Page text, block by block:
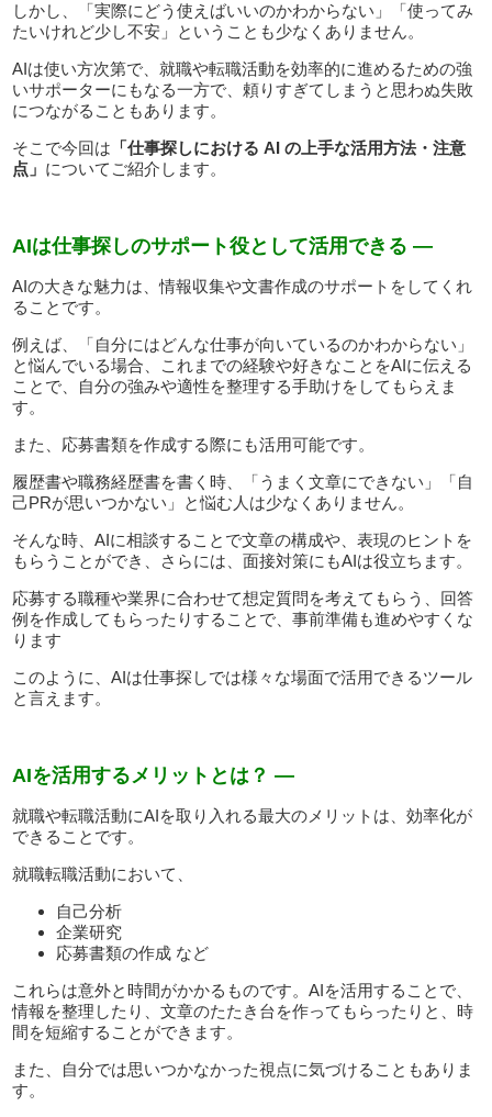
しかし、「実際にどう使えばいいのかわからない」「使ってみ
たいけれど少し不安」ということも少なくありません。
AIは使い方次第で、就職や転職活動を効率的に進めるための強
いサポーターにもなる一方で、頼りすぎてしまうと思わぬ失敗
につながることもあります。
そこで今回は 「仕事探しにおける AI の上手な活用方法・注意
点」 についてご紹介します。
AIは仕事探しのサポート役として活用できる —
AIの大きな魅力は、情報収集や文書作成のサポートをしてくれ
ることです。
例えば、「自分にはどんな仕事が向いているのかわからない」
と悩んでいる場合、これまでの経験や好きなことをAIに伝える
ことで、自分の強みや適性を整理する手助けをしてもらえま
す。
また、応募書類を作成する際にも活用可能です。
履歴書や職務経歴書を書く時、「うまく文章にできない」「自
己PRが思いつかない」と悩む人は少なくありません。
そんな時、AIに相談することで文章の構成や、表現のヒントを
もらうことができ、さらには、面接対策にもAIは役立ちます。
応募する職種や業界に合わせて想定質問を考えてもらう、回答
例を作成してもらったりすることで、事前準備も進めやすくな
ります
このように、AIは仕事探しでは様々な場面で活用できるツール
と言えます。
AIを活用するメリットとは？ —
就職や転職活動にAIを取り入れる最大のメリットは、効率化が
できることです。
就職転職活動において、
自己分析
企業研究
応募書類の作成 など
これらは意外と時間がかかるものです。AIを活用することで、
情報を整理したり、文章のたたき台を作ってもらったりと、時
間を短縮することができます。
また、自分では思いつかなかった視点に気づけることもありま
す。